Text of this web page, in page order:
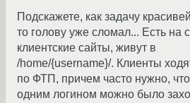
Подскажете, как задачу
то голову уже сломал... Есть на
клиентские сайты, живут в
/home/{username}/. Клиенты
по ФТП, причем часто нужно,
одним логином можно было